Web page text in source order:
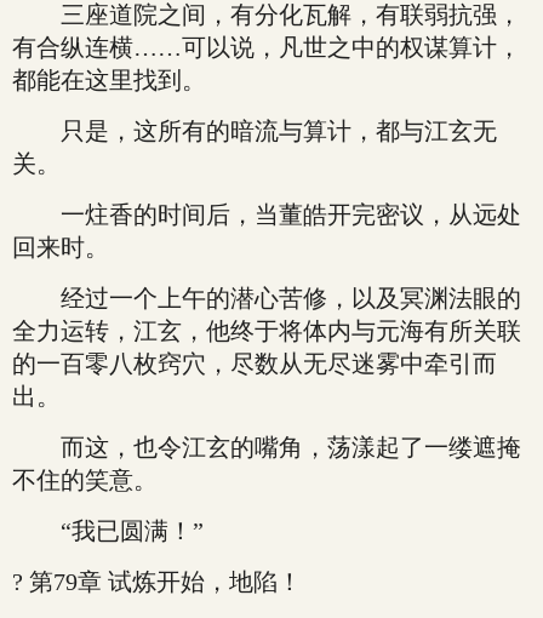
三座道院之间，有分化瓦解，有联弱抗强，
有合纵连横……可以说，凡世之中的权谋算计，
都能在这里找到。
只是，这所有的暗流与算计，都与江玄无
关。
一炷香的时间后，当董皓开完密议，从远处
回来时。
经过一个上午的潜心苦修，以及冥渊法眼的
全力运转，江玄，他终于将体内与元海有所关联
的一百零八枚窍穴，尽数从无尽迷雾中牵引而
出。
而这，也令江玄的嘴角，荡漾起了一缕遮掩
不住的笑意。
“我已圆满！”
? 第79章 试炼开始，地陷！